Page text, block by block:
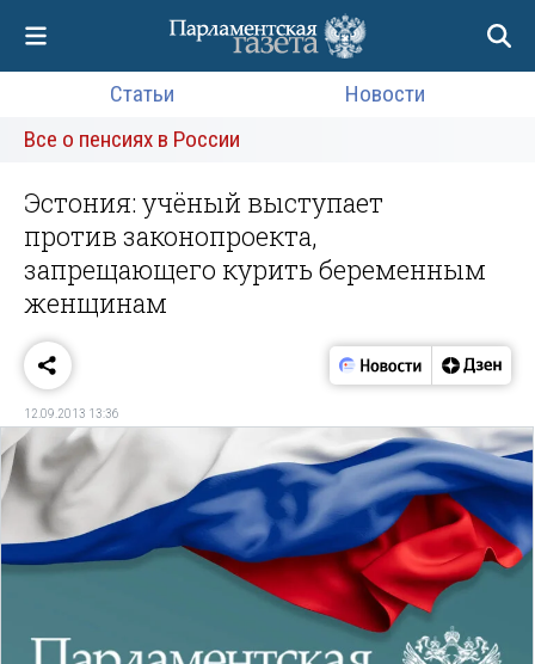
Статьи
Новости
Все о пенсиях в России
Эстония: учёный выступает
против законопроекта,
запрещающего курить беременным
женщинам
12.09.2013 13:36